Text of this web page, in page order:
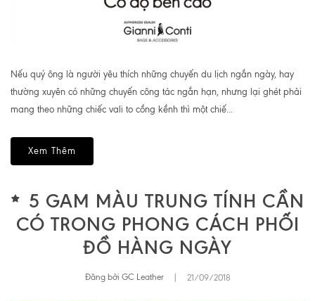
Nếu quý ông là người yêu thích những chuyến du lịch ngắn ngày, hay
thường xuyên có những chuyến công tác ngắn hạn, nhưng lại ghét phải
mang theo những chiếc vali to cồng kềnh thì một chiế...
Xem Thêm
5 GAM MÀU TRUNG TÍNH CẦN
CÓ TRONG PHONG CÁCH PHỐI
ĐỒ HÀNG NGÀY
Đăng bởi GC Leather 21/09/2018